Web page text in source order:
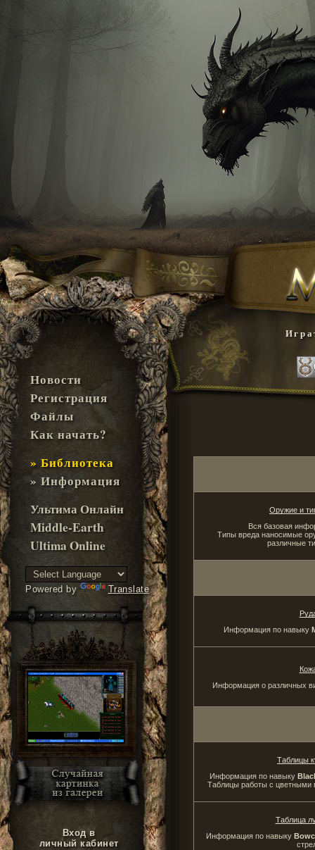
Новости
Регистрация
Файлы
Как начать?
» Библиотека
» Информация
Ультима Онлайн
Middle-Earth
Ultima Online
Powered by Translate
Вход в
личный кабинет
Оружие и
Вся базовая
Типы вреда наносимые
различные
Информация по навыку
Информация о различных
Таблицы
Информация по навыку
Таблицы работы с цветными
Таблица
Информация по навыку